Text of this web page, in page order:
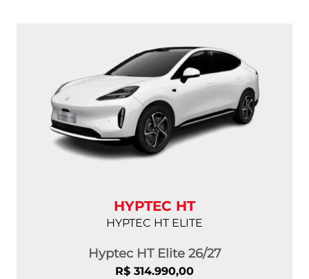
HYPTEC HT
HYPTEC HT ELITE
Hyptec HT Elite 26/27
R$ 314.990,00